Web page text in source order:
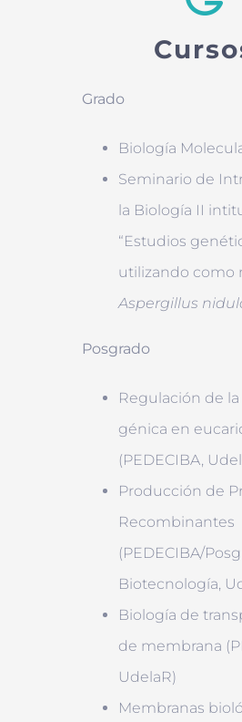
Grado
Biología
Seminario de
la Biología II
“Estudios
utilizando como
Aspergillus
Posgrado
Regulación de
génica en
(PEDECIBA,
Producción de
Recombinantes
(PEDECIBA/
Biotecnología,
Biología de
de membrana
UdelaR)
Membranas